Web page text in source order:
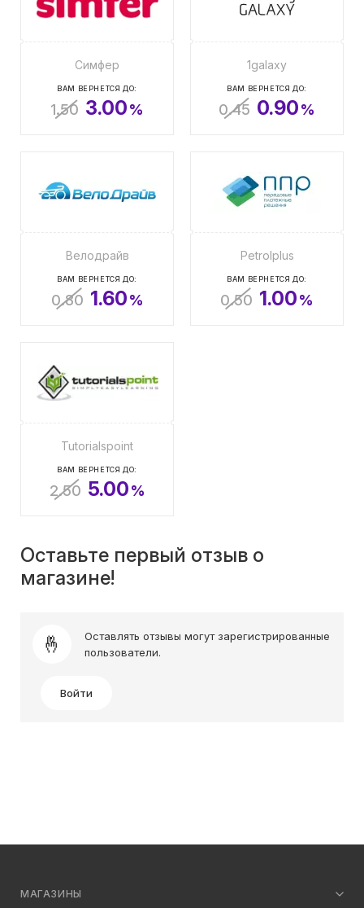
Симфер
ВАМ ВЕРНЕТСЯ ДО:
1.50 3.00%
1galaxy
ВАМ ВЕРНЕТСЯ ДО:
0.45 0.90%
Велодрайв
ВАМ ВЕРНЕТСЯ ДО:
0.80 1.60%
Petrolplus
ВАМ ВЕРНЕТСЯ ДО:
0.50 1.00%
Tutorialspoint
ВАМ ВЕРНЕТСЯ ДО:
2.50 5.00%
Оставьте первый отзыв о
магазине!
Оставлять отзывы могут зарегистрированные
пользователи.
Войти
МАГАЗИНЫ